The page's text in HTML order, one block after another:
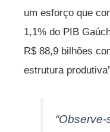
um esforço que
1,1% do PIB
R$ 88,9 bilhões
estrutura